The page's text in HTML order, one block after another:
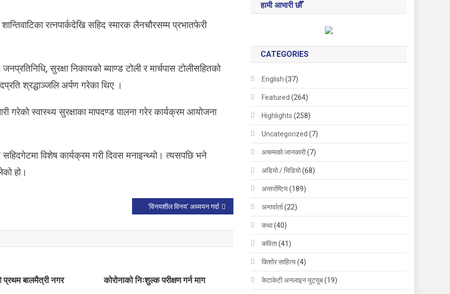
रत्नपार्कदेखि सहिद स्मारक लैनचौरसम्म प्रभातफेरी
सुरक्षा निकायको ब्याण्ड टोली र मार्चपास टोलीसहितको
श्रद्धाञ्जलि अर्पण गरेका थिए ।
गरेको स्वास्थ्य सुरक्षाका मापदण्ड पालना गरेर कार्यक्रम आयोजना
विशेष कार्यक्रम गरी दिवस मनाइन्थ्यो। त्यसपछि भने
हो।
‘विनयशील विनय’ अध्ययन गर्दा
प्रथम बालमैत्री नगर कोरोनाको निःशुल्क परीक्षण गर्न माग
हामी आभारी छौँ
CATEGORIES
English (37)
Featured (264)
Highlights (258)
Uncategorized (7)
अचम्मको जानकारी(7)
अडियो / भिडियो(68)
अन्तर्राष्टिय(189)
अन्तर्वार्ता(22)
कथा(40)
कविता(41)
किशोर साहित्य(4)
केटाकेटी अनलाइन युट्युब(19)